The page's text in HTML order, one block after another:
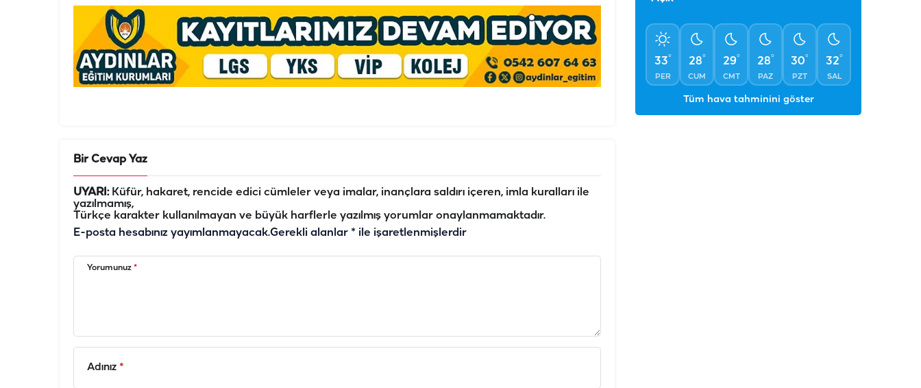
Bir Cevap Yaz
UYARI:Küfür, hakaret, rencide edici cümleler veya imalar, inançlara saldırı içeren, imla kuralları ile
yazılmamış,
Türkçe karakter kullanılmayan ve büyük harflerle yazılmış yorumlar onaylanmamaktadır.
E-posta hesabınız yayımlanmayacak.Gerekli alanlar * ile işaretlenmişlerdir
Yorumunuz *
Adınız *
Şanlıurfa
34°